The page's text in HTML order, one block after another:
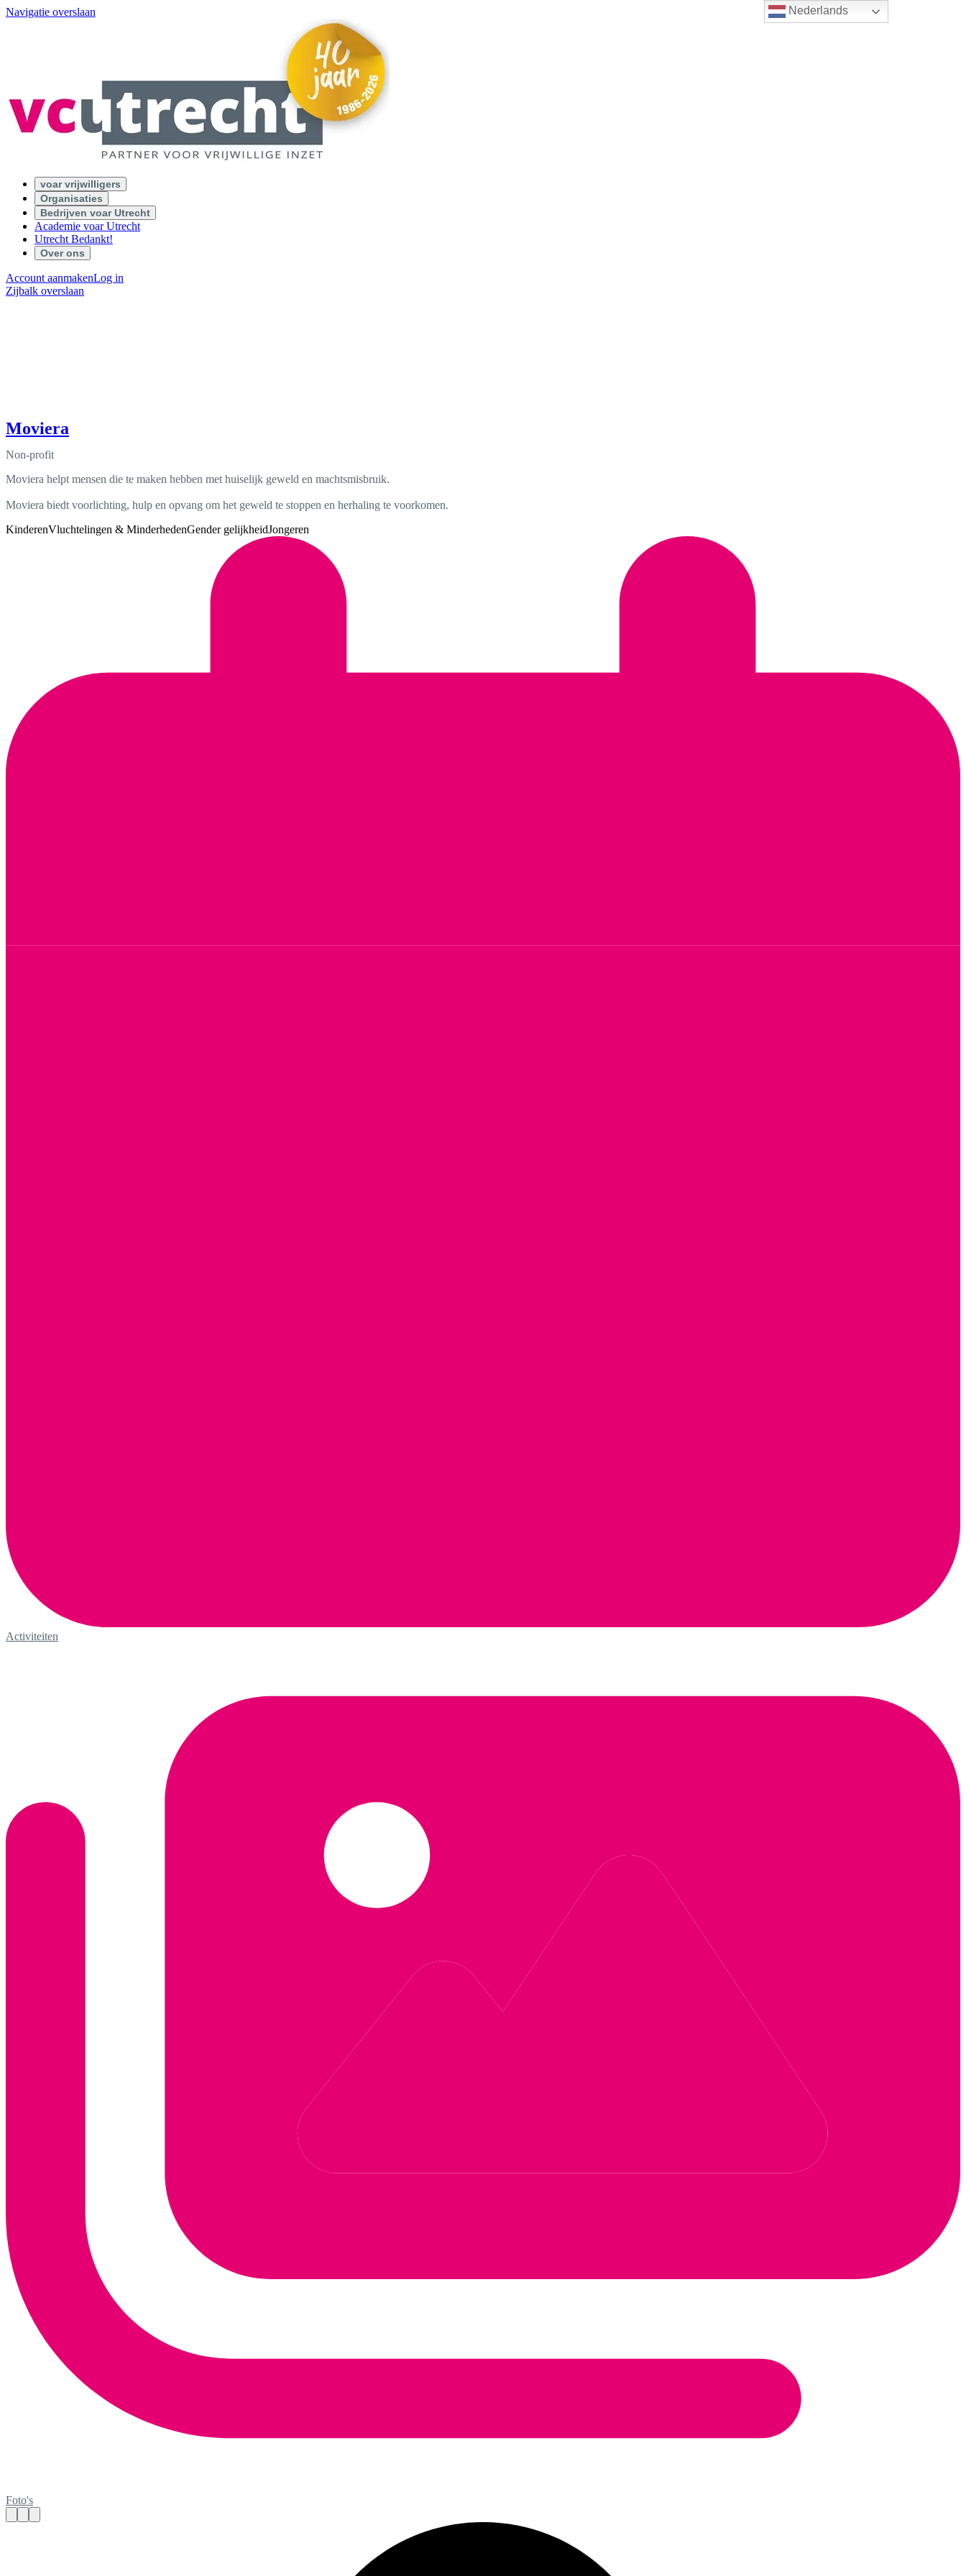
Nederlands
Navigatie overslaan
voar vrijwilligers
Organisaties
Bedrijven voar Utrecht
Academie voar Utrecht
Utrecht Bedankt!
Over ons
Account aanmakenLog in
Zijbalk overslaan
Moviera
Non-profit
Moviera helpt mensen die te maken hebben met huiselijk geweld en machtsmisbruik.
Moviera biedt voorlichting, hulp en opvang om het geweld te stoppen en herhaling te voorkomen.
KinderenVluchtelingen & MinderhedenGender gelijkheidJongeren
Activiteiten
Foto's